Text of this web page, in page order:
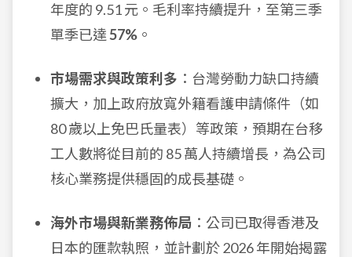
年度的 9.51 元。毛利率持續提升，至第三季
單季已達57% 。
市場需求與政策利多 ：台灣勞動力缺口持續
擴大，加上政府放寬外籍看護申請條件（如
80 歲以上免巴氏量表）等政策，預期在台移
工人數將從目前的 85 萬人持續增長，為公司
核心業務提供穩固的成長基礎。
海外市場與新業務佈局 ：公司已取得香港及
日本的匯款執照，並計劃於 2026 年開始揭露